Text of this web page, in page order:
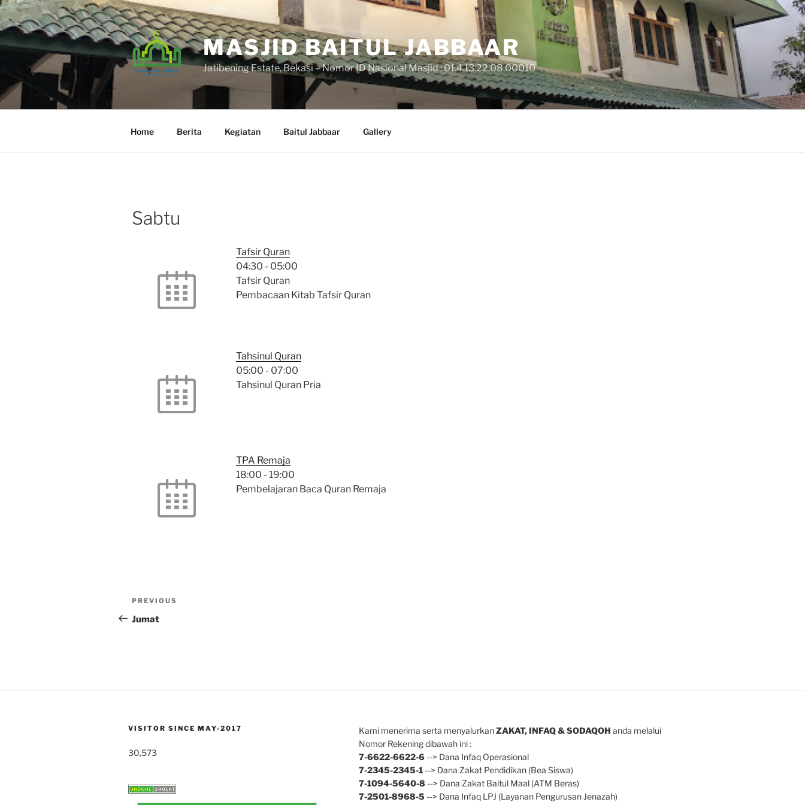
Skip
to
content
MASJID BAITUL JABBAAR
Jatibening Estate, Bekasi – Nomor ID Nasional Masjid : 01.4.13.22.08.00010
Home Berita Kegiatan Baitul Jabbaar Gallery
Sabtu
Tafsir Quran
04:30 - 05:00
Tafsir Quran
Pembacaan Kitab Tafsir Quran
Tahsinul Quran
05:00 - 07:00
Tahsinul Quran Pria
TPA Remaja
18:00 - 19:00
Pembelajaran Baca Quran Remaja
Post
navigation
Previous
Post
PREVIOUS
Jumat
VISITOR SINCE MAY-2017
30,573
Kami menerima serta menyalurkanZAKAT, INFAQ & SODAQOH anda melalui
Nomor Rekening dibawah ini :
7-6622-6622-6--> Dana Infaq Operasional
7-2345-2345-1--> Dana Zakat Pendidikan (Bea Siswa)
7-1094-5640-8 --> Dana Zakat Baitul Maal (ATM Beras)
7-2501-8968-5 --> Dana Infaq LPJ (Layanan Pengurusan Jenazah)